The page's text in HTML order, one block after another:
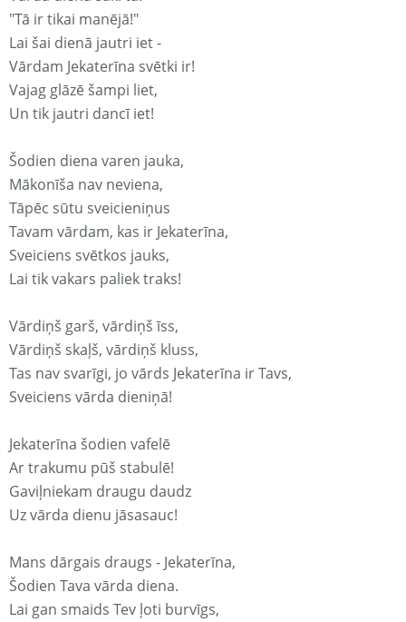
"Tā ir tikai manējā!"
Lai šai dienā jautri iet -
Vārdam Jekaterīna svētki ir!
Vajag glāzē šampi liet,
Un tik jautri dancī iet!
Šodien diena varen jauka,
Mākonīša nav neviena,
Tāpēc sūtu sveicieniņus
Tavam vārdam, kas ir Jekaterīna,
Sveiciens svētkos jauks,
Lai tik vakars paliek traks!
Vārdiņš garš, vārdiņš īss,
Vārdiņš skaļš, vārdiņš kluss,
Tas nav svarīgi, jo vārds Jekaterīna ir Tavs,
Sveiciens vārda dieniņā!
Jekaterīna šodien vafelē
Ar trakumu pūš stabulē!
Gaviļniekam draugu daudz
Uz vārda dienu jāsasauc!
Mans dārgais draugs - Jekaterīna,
Šodien Tava vārda diena.
Lai gan smaids Tev ļoti burvīgs,